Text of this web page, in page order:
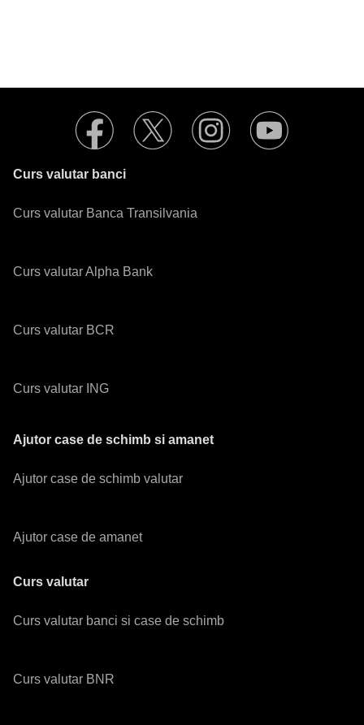
Curs valutar banci
Curs valutar Banca Transilvania
Curs valutar Alpha Bank
Curs valutar BCR
Curs valutar ING
Ajutor case de schimb si amanet
Ajutor case de schimb valutar
Ajutor case de amanet
Curs valutar
Curs valutar banci si case de schimb
Curs valutar BNR